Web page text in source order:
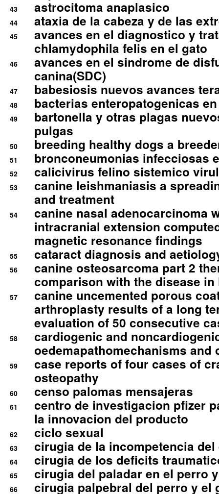
43 astrocitoma anaplasico
44 ataxia de la cabeza y de las
45
avances en el diagnostico y
chlamydophila felis en el gato
46
avances en el sindrome de
canina(SDC)
47 babesiosis nuevos avances
48 bacterias enteropatogenicas
49
bartonella y otras plagas
pulgas
50 breeding healthy dogs a
51 bronconeumonias infecciosas
52 calicivirus felino sistemico
53
canine leishmaniasis a
and treatment
54
canine nasal adenocarcinoma
intracranial extension
magnetic resonance findings
55 cataract diagnosis and
56
canine osteosarcoma part 2
comparison with the disease in
57
canine uncemented porous
arthroplasty results of a long
evaluation of 50 consecutive
58
cardiogenic and
oedemapathomechanisms and
59
case reports of four cases of
osteopathy
60 censo palomas mensajeras
61
centro de investigacion pfizer
la innovacion del producto
62 ciclo sexual
63 cirugia de la incompetencia
64 cirugia de los deficits
65 cirugia del paladar en el perro
66
cirugia palpebral del perro y el